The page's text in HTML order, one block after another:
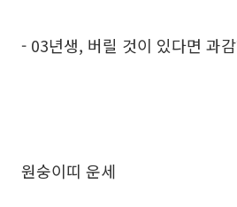
- 03년생, 버릴 것이 있다면 과
원숭이띠 운세